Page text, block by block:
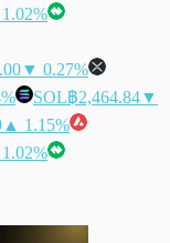
▼ 0.27%
SOL฿2,464.84▼
▲ 1.15%